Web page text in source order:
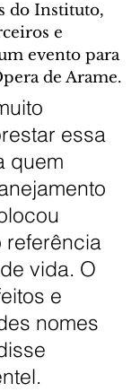
do Instituto,
e
evento para
de Arame.
essa
quem
referência
vida. O
e
nomes